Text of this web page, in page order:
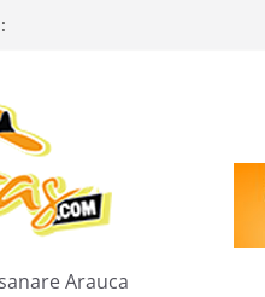
Arauca